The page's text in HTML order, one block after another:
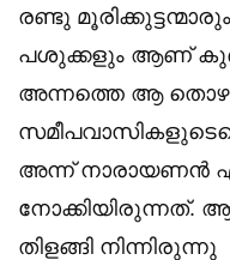
രണ്ടു
പശുക്കളും ആണ്
അന്നത്തെ ആ
അന്ന് നാരായണന്‍
നോക്കിയിരുന്നത്. ആ
തിളങ്ങി നിന്നിരുന്നു